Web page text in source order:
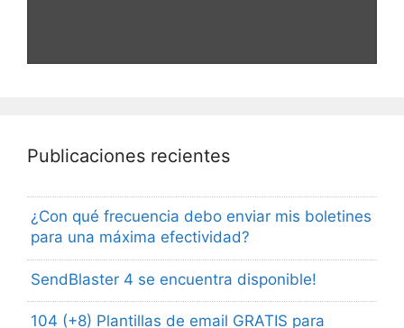
Publicaciones recientes
¿Con qué frecuencia debo enviar mis boletines
para una máxima efectividad?
SendBlaster 4 se encuentra disponible!
104 (+8) Plantillas de email GRATIS para